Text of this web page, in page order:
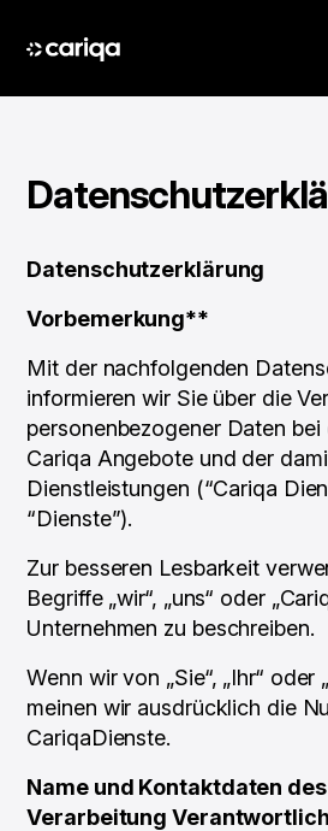
Datenschutzerklärung
Vorbemerkung**
Mit der nachfolgenden
informieren wir Sie über die
personenbezogener Daten
Cariqa Angebote und der
Dienstleistungen (“Cariqa
“Dienste”).
Zur besseren Lesbarkeit
Begriffe „wir“, „uns“ oder
Unternehmen zu beschreiben.
Wenn wir von „Sie“, „Ihr“ oder
meinen wir ausdrücklich die
CariqaDienste.
Name und Kontaktdaten
Verarbeitung